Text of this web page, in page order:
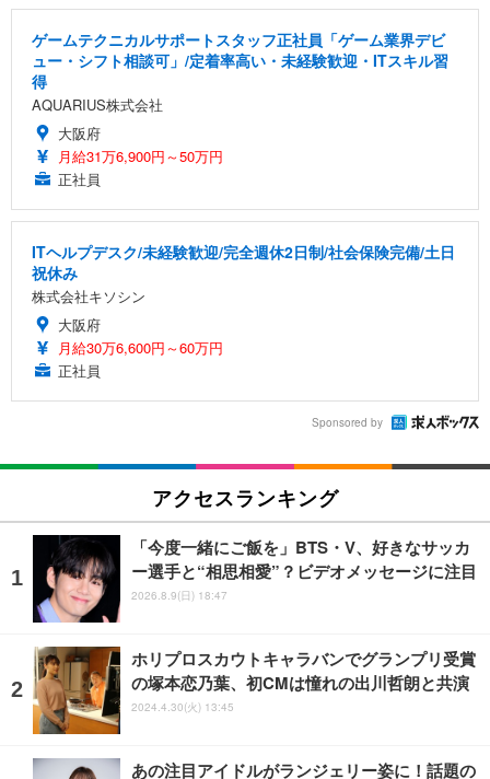
ゲームテクニカルサポートスタッフ正社員「ゲーム業界デビ
ュー・シフト相談可」/定着率高い・未経験歓迎・ITスキル習
得
AQUARIUS株式会社
大阪府
月給31万6,900円～50万円
正社員
ITヘルプデスク/未経験歓迎/完全週休2日制/社会保険完備/土日
祝休み
株式会社キソシン
大阪府
月給30万6,600円～60万円
正社員
Sponsored by
アクセスランキング
「今度一緒にご飯を」BTS・V、好きなサッカ
ー選手と“相思相愛”？ビデオメッセージに注目
2026.8.9(日) 18:47
ホリプロスカウトキャラバンでグランプリ受賞
の塚本恋乃葉、初CMは憧れの出川哲朗と共演
2024.4.30(火) 13:45
あの注目アイドルがランジェリー姿に！話題の